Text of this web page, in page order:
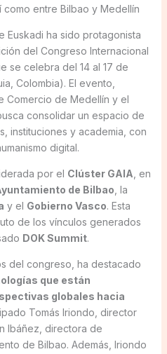
entre Bilbao y Medellín
Euskadi ha sido protagonista
del Congreso Internacional
se celebra del 14 al 17 de
Colombia). El evento,
Comercio de Medellín y el
consolidar un espacio de
instituciones y academia, con
digital.
por el Clúster GAIA , en
de Bilbao , la
y el Gobierno Vasco. Esta
de los vínculos generados
DOK Summit.
del congreso, ha destacado
que están
globales hacia
Tomás Iriondo, director
Ibáñez, directora de
de Bilbao. Además, Iriondo